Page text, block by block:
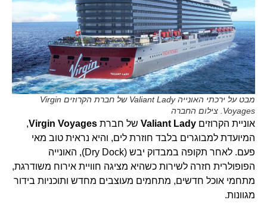
מבט על ירכתי האונייה Valiant Lady של חברת הקרוזים Virgin
Voyages. צילום החברה
אוניית הקרוזיםValiant Lady של חברתVirgin Voyages
,
המיועדת למבוגרים בלבד חוזרת לים, והיא נראית טוב מאי
פעם. לאחר תקופה במבדוק יבש (Dry Dock), האונייה
הפופולרית חזרה לשירות כשהיא מציגה חוויית אירוח משודרגת,
מתחמי אוכל חדשים, מתחמים מעוצבים מחדש ותוכניות בידור
מגוונות.